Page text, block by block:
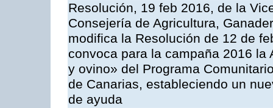
Resolución, 19 feb 2016, de la
Consejería de Agricultura,
modifica la Resolución de 12 de
convoca para la campaña 2016
y ovino» del Programa
de Canarias, estableciendo un
de ayuda